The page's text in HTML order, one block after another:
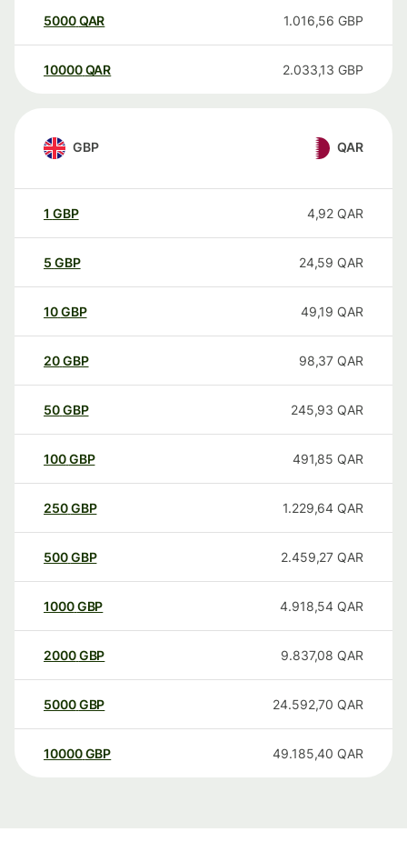
5000QAR 1.016,56 GBP
10000 QAR 2.033,13 GBP
GBP QAR
1 GBP 4,92 QAR
5 GBP 24,59 QAR
10GBP 49,19 QAR
20GBP 98,37 QAR
50GBP 245,93 QAR
100GBP 491,85 QAR
250GBP 1.229,64 QAR
500GBP 2.459,27 QAR
1000GBP 4.918,54 QAR
2000GBP 9.837,08 QAR
5000GBP 24.592,70 QAR
10000 GBP 49.185,40 QAR